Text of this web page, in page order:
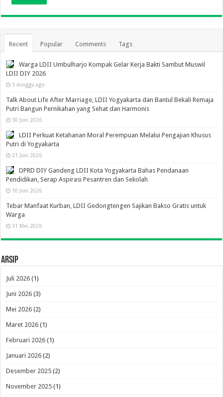
Recent Popular Comments Tags
Warga LDII Umbulharjo Kompak Gelar Kerja Bakti Sambut Muswil
LDII DIY 2026
3 minggu ago
Talk About Life After Marriage, LDII Yogyakarta dan Bantul Bekali Remaja
Putri Bangun Pernikahan yang Sehat dan Harmonis
30 Juni 2026
LDII Perkuat Ketahanan Moral Perempuan Melalui Pengajian Khusus
Putri di Yogyakarta
21 Juni 2026
DPRD DIY Gandeng LDII Kota Yogyakarta Bahas Pendanaan
Pendidikan, Serap Aspirasi Pesantren dan Sekolah
10 Juni 2026
Tebar Manfaat Kurban, LDII Gedongtengen Sajikan Bakso Gratis untuk
Warga
31 Mei 2026
Arsip
Juli 2026 (1)
Juni 2026 (3)
Mei 2026 (2)
Maret 2026 (1)
Februari 2026 (1)
Januari 2026 (2)
Desember 2025 (2)
November 2025 (1)